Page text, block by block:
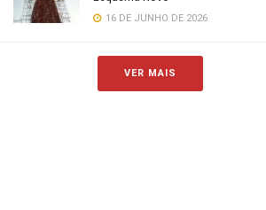
16 DE JUNHO DE 2026
VER MAIS